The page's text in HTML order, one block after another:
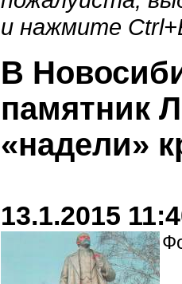
и нажмите
В
памятник
«надели»
13.1.2015